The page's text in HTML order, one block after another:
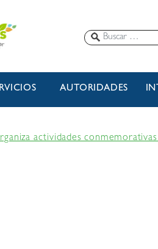
AUTORIDADES
actividades